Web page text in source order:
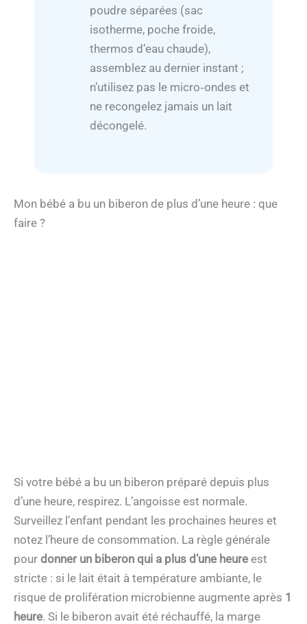
poudre séparées (sac
isotherme, poche froide,
thermos d’eau chaude),
assemblez au dernier instant ;
n’utilisez pas le micro‑ondes et
ne recongelez jamais un lait
décongelé.
Mon bébé a bu un biberon de plus d’une heure : que
faire ?
Si votre bébé a bu un biberon préparé depuis plus
d’une heure, respirez. L’angoisse est normale.
Surveillez l’enfant pendant les prochaines heures et
notez l’heure de consommation. La règle générale
pour donner un biberon qui a plus d’une heure est
stricte : si le lait était à température ambiante, le
risque de prolifération microbienne augmente après 1
heure. Si le biberon avait été réchauffé, la marge